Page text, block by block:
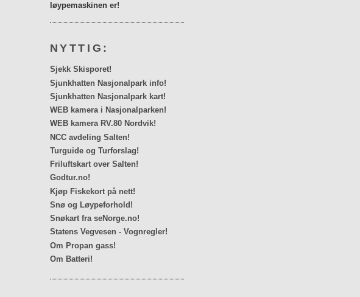
løypemaskinen er!
NYTTIG:
Sjekk Skisporet!
Sjunkhatten Nasjonalpark info!
Sjunkhatten Nasjonalpark kart!
WEB kamera i Nasjonalparken!
WEB kamera RV.80 Nordvik!
NCC avdeling Salten!
Turguide og Turforslag!
Friluftskart over Salten!
Godtur.no!
Kjøp Fiskekort på nett!
Snø og Løypeforhold!
Snøkart fra seNorge.no!
Statens Vegvesen - Vognregler!
Om Propan gass!
Om Batteri!